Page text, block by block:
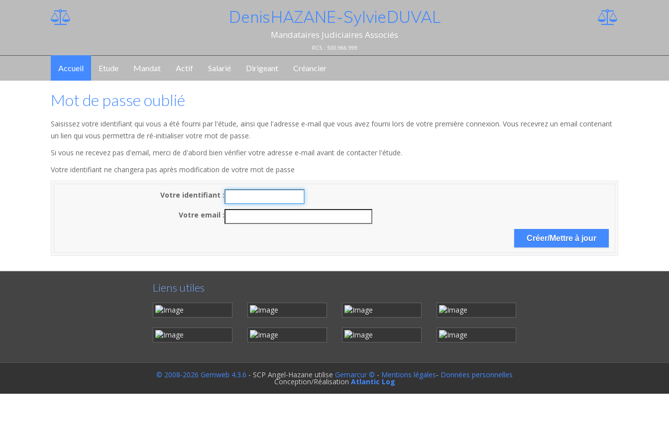
Denis HAZANE - Sylvie DUVAL
Mandataires Judiciaires Associés
RCS : 500.966.999
Accueil Etude Mandat Actif Salarié Dirigeant Créancier
Mot de passe oublié
Saisissez votre identifiant qui vous a été fourni par l'étude, ainsi que l'adresse e-mail que vous avez fourni lors de votre première connexion. Vous recevrez un email contenant
un lien qui vous permettra de ré-initialiser votre mot de passe.
Si vous ne recevez pas d'email, merci de d'abord bien vérifier votre adresse e-mail avant de contacter l'étude.
Votre identifiant ne changera pas après modification de votre mot de passe
Votre identifiant
Votre email
Liens utiles
© 2008-2026 Gemweb 4.3.6 - SCP Angel-Hazane utilise Gemarcur © - Mentions légales- Données personnelles
Conception/Réalisation Atlantic Log